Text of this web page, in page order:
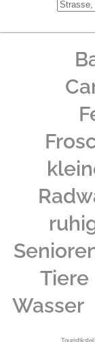
Tiere
Wasser